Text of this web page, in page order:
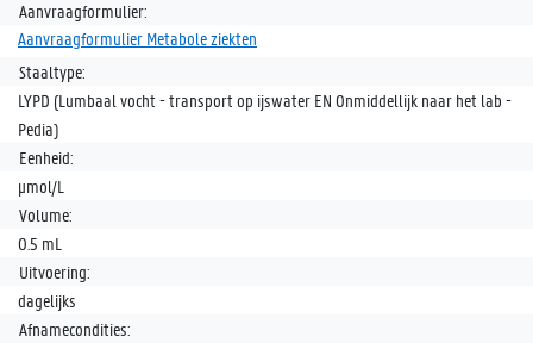
Aanvraagformulier:
Aanvraagformulier Metabole ziekten
Staaltype:
LYPD (Lumbaal vocht - transport op ijswater EN Onmiddellijk naar het lab -
Pedia)
Eenheid:
µmol/L
Volume:
0.5 mL
Uitvoering:
dagelijks
Afnamecondities: